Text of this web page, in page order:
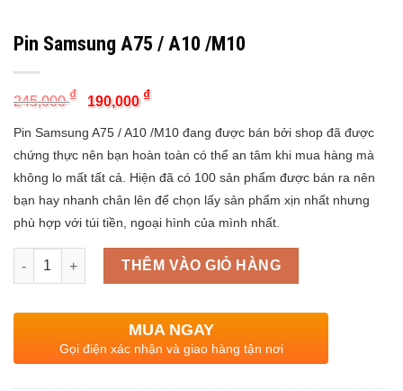
Pin Samsung A75 / A10 /M10
245,000₫
Original
price
245,000 ₫.
190,000 ₫Current
190,000 ₫.
Pin Samsung A75 / A10 /M10 đang được bán bởi shop đã được
chứng thực nên bạn hoàn toàn có thể an tâm khi mua hàng mà
không lo mất tất cả. Hiện đã có 100 sản phẩm được bán ra nên
bạn hay nhanh chân lên để chọn lấy sản phẩm xịn nhất nhưng
phù hợp với túi tiền, ngoại hình của mình nhất.
Quantity
THÊM VÀO GIỎ HÀNG
MUA NGAY
Gọi điện xác nhận và giao hàng tận nơi